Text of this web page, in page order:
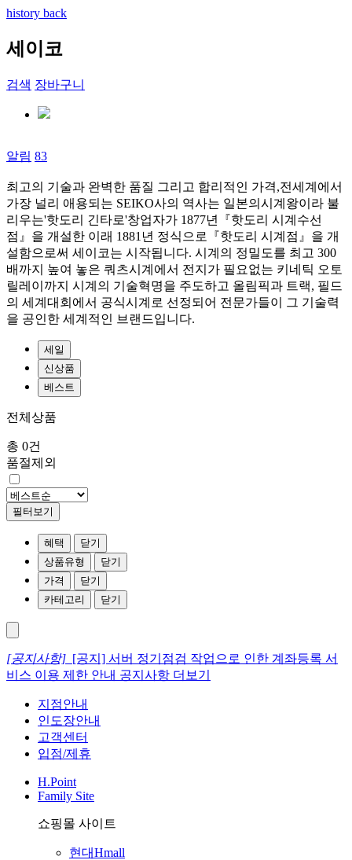
history back
세이코
검색 장바구니
알림 83
최고의 기술과 완벽한 품질 그리고 합리적인 가격,전세계에서
가장 널리 애용되는 SEIKO사의 역사는 일본의시계왕이라 불
리우는'핫도리 긴타로'창업자가 1877년『핫도리 시계수선
점』을 개설한 이래 1881년 정식으로『핫도리 시계점』을 개
설함으로써 세이코는 시작됩니다. 시계의 정밀도를 최고 300
배까지 높여 놓은 쿼츠시계에서 전지가 필요없는 키네틱 오토
릴레이까지 시계의 기술혁명을 주도하고 올림픽과 트랙, 필드
의 세계대회에서 공식시계로 선정되어 전문가들이 그 기술력
을 공인한 세계적인 브랜드입니다.
세일
신상품
베스트
전체상품
총 0건
품절제외
필터보기
혜택
닫기
상품유형
닫기
가격
닫기
카테고리
닫기
[공지사항] [공지] 서버 정기점검 작업으로 인한 계좌등록 서
비스 이용 제한 안내 공지사항 더보기
지점안내
인도장안내
고객센터
입점/제휴
H.Point
Family Site
쇼핑몰 사이트
현대Hmall